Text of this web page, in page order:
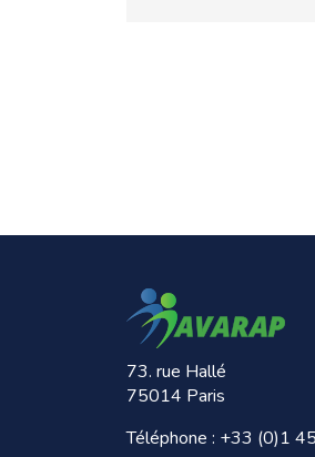
73. rue Hallé
75014 Paris
Téléphone : +33 (0)1